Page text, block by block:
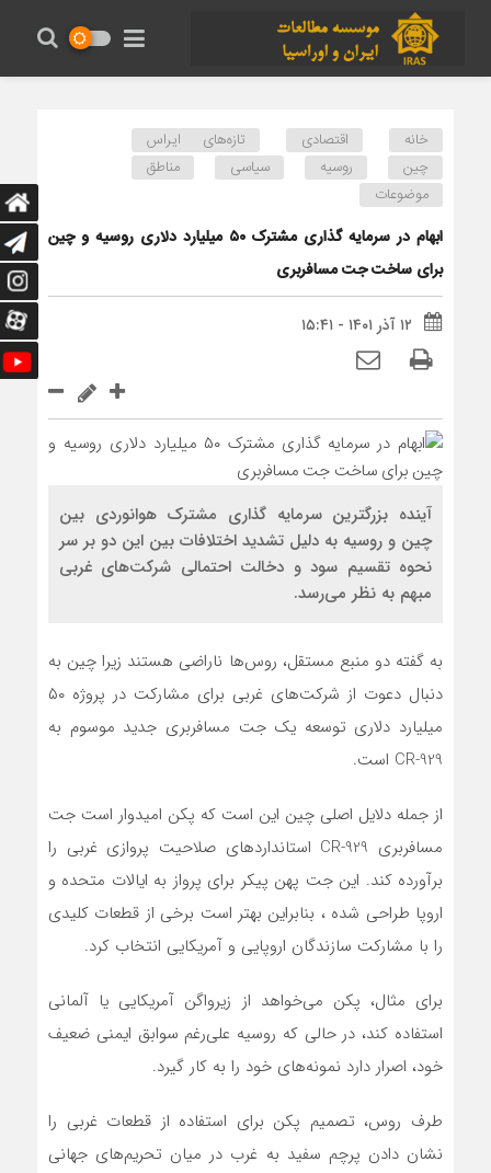
خانه اقتصادی
تازه‌های ایراس
چین
روسیه سیاسی
مناطق
موضوعات
ابهام در سرمایه گذاری مشترک ۵۰ میلیارد دلاری روسیه و چین
برای ساخت جت مسافربری
۱۲ آذر ۱۴۰۱ - ۱۵:۴۱
آینده بزرگترین سرمایه گذاری مشترک هوانوردی بین
چین و روسیه به دلیل تشدید اختلافات بین این دو بر سر
نحوه تقسیم سود و دخالت احتمالی شرکت‌های غربی
مبهم به نظر می‌رسد.
به گفته دو منبع مستقل، روس‌ها ناراضی هستند زیرا چین به
دنبال دعوت از شرکت‌های غربی برای مشارکت در پروژه ۵۰
میلیارد دلاری توسعه یک جت مسافربری جدید موسوم به
CR-929 است.
از جمله دلایل اصلی چین این است که پکن امیدوار است جت
مسافربری CR-929 استانداردهای صلاحیت پروازی غربی را
برآورده کند. این جت پهن پیکر برای پرواز به ایالات متحده و
اروپا طراحی شده ، بنابراین بهتر است برخی از قطعات کلیدی
را با مشارکت سازندگان اروپایی و آمریکایی انتخاب کرد.
برای مثال، پکن می‌خواهد از زیرواگن آمریکایی یا آلمانی
استفاده کند، در حالی که روسیه علی‌رغم سوابق ایمنی ضعیف
خود، اصرار دارد نمونه‌های خود را به کار گیرد.
طرف روس، تصمیم پکن برای استفاده از قطعات غربی را
نشان دادن پرچم سفید به غرب در میان تحریم‌های جهانی